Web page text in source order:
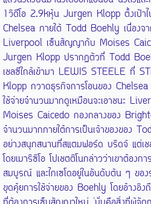
1วิดีโอ 2.9kหุ้น Jurgen Klopp ตั้งเป้าไ
Chelsea ภายใต้ Todd Boehly เนื่องจ
Liverpool เซ็นสัญญากับ Moises
Jurgen Klopp ปรากฏตัวที่ Todd
เชลซีใกล้เข้ามา LEWIS STEELE ที่
Klopp กวาดธุรกิจการโอนของ Chelsea
ใช้จ่ายจำนวนมากดูเหมือนจะเอาชนะ
Moises Caicedo กองกลางของ
จำนวนมากภายใต้การเป็นเจ้าของของ
อย่างสนุกสนานที่สแตมฟอร์ด บริดจ์ แต่เช
โดยเมาริซิโอ โปเชตติโนกล่าวว่าเขาต้องก
สมบูรณ์ และไกเซโดอยู่ในอันดับต้น ๆ ขอ
ขุดคุ้ยการใช้จ่ายของ Boehly โดยอ้างอิ